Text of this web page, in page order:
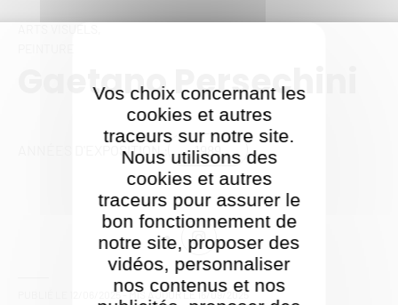
Vos choix concernant les
cookies et autres
traceurs sur notre site.
Nous utilisons des
cookies et autres
traceurs pour assurer le
bon fonctionnement de
notre site, proposer des
vidéos, personnaliser
nos contenus et nos
Gaetano Persechini
ANNÉES D'EXPOSITION : 1989
12/06/2025- MIS À JOUR LE16/09/2025